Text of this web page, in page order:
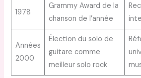
1978
Grammy Award de la
chanson de l’année
Années
2000
Élection du solo de
guitare comme
meilleur solo rock